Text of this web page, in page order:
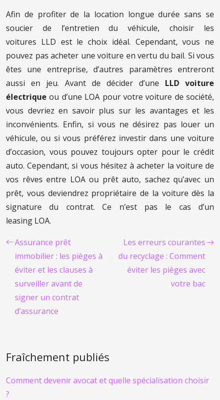
Afin de profiter de la location longue durée sans se
soucier de l’entretien du véhicule, choisir les
voitures LLD est le choix idéal. Cependant, vous ne
pouvez pas acheter une voiture en vertu du bail. Si vous
êtes une entreprise, d’autres paramètres entreront
aussi en jeu. Avant de décider d’une LLD voiture
électrique ou d’une LOA pour votre voiture de société,
vous devriez en savoir plus sur les avantages et les
inconvénients. Enfin, si vous ne désirez pas louer un
véhicule, ou si vous préférez investir dans une voiture
d’occasion, vous pouvez toujours opter pour le crédit
auto. Cependant, si vous hésitez à acheter la voiture de
vos rêves entre LOA ou prêt auto, sachez qu’avec un
prêt, vous deviendrez propriétaire de la voiture dès la
signature du contrat. Ce n’est pas le cas d’un
leasing LOA.
Assurance prêt
immobilier : les pièges à
éviter et les clauses à
surveiller avant de
signer un contrat
d’assurance
Les erreurs courantes
du recyclage : Comment
éviter les pièges avec
votre bac
Fraîchement publiés
Comment devenir avocat et quelle spécialisation choisir
?